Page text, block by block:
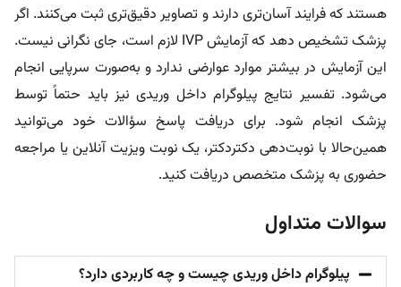
هستند که فرایند آسان‌تری دارند و تصاویر دقیق‌تری ثبت می‌کنند. اگر
پزشک تشخیص دهد که آزمایش IVP لازم است، جای نگرانی نیست.
این آزمایش در بیشتر موارد عوارضی ندارد و به‌صورت سرپایی انجام
می‌شود. تفسیر نتایج پیلوگرام داخل وریدی نیز باید حتماً توسط
پزشک انجام شود. برای دریافت پاسخ سؤالات خود می‌توانید
همین‌حالا با نوبت‌دهی دکتردکتر، یک نوبت ویزیت آنلاین یا مراجعه
حضوری به پزشک متخصص دریافت کنید.
سوالات متداول
پیلوگرام داخل وریدی چیست و چه کاربردی دارد؟